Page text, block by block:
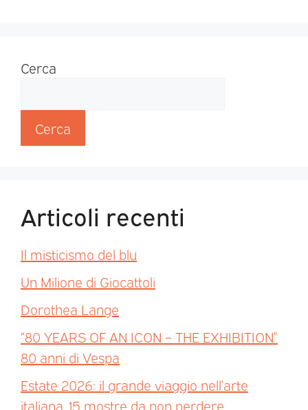
Cerca
Cerca
Articoli recenti
Il misticismo del blu
Un Milione di Giocattoli
Dorothea Lange
“80 YEARS OF AN ICON – THE EXHIBITION”
80 anni di Vespa
Estate 2026: il grande viaggio nell’arte
italiana. 15 mostre da non perdere